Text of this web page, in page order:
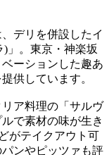
デリを併設したイ
)」。東京・神楽坂
ーションした趣あ
供しています。
ア料理の「サルヴ
で素材の味が生き
がテイクアウト可
ンやピッツァも評